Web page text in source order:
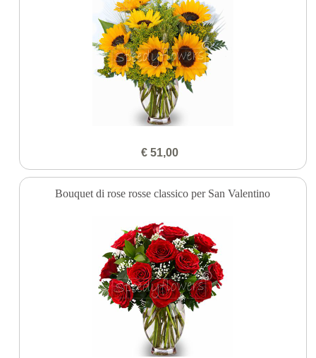
€ 51,00
Bouquet di rose rosse classico per San Valentino